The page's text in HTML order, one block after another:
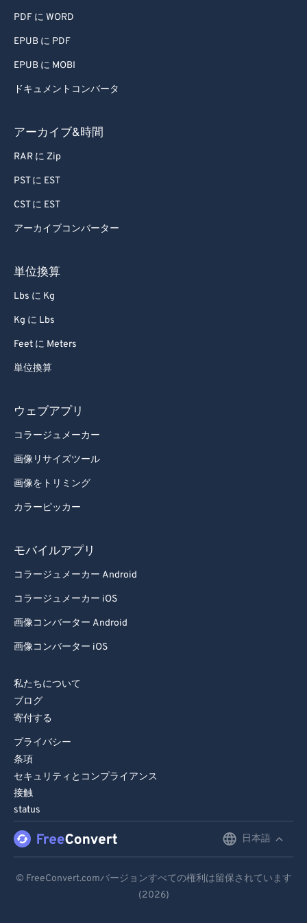
PDF に WORD
EPUB に PDF
EPUB に MOBI
ドキュメントコンバータ
アーカイブ&時間
RAR に Zip
PST に EST
CST に EST
アーカイブコンバーター
単位換算
Lbs に Kg
Kg に Lbs
Feet に Meters
単位換算
ウェブアプリ
コラージュメーカー
画像リサイズツール
画像をトリミング
カラーピッカー
モバイルアプリ
コラージュメーカー Android
コラージュメーカー iOS
画像コンバーター Android
画像コンバーター iOS
私たちについて
ブログ
寄付する
プライバシー
条項
セキュリティとコンプライアンス
接触
status
日本語
Español
© FreeConvert.comバージョンすべての権利は留保されています
(2026)